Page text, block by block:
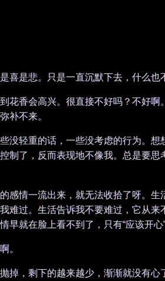
喜是悲。只是一直沉默下去，什么也
花香会高兴。很直接不好吗？不好
补不来。
没轻重的话，一些没考虑的行为。
制了，反而表现地不像我。总是要
感情一流出来，就无法收拾了呀。
难过。生活告诉我不要难过，它从
就在脸上看不到了，只有“应该开心
。
掉，剩下的越来越少，渐渐就没有心